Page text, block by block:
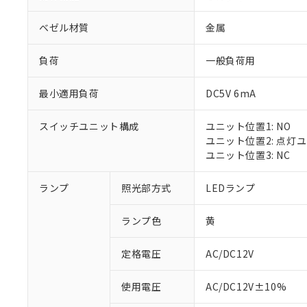
ベゼル材質 金属
負荷 一般負荷用
最小適用負荷 DC5V 6mA
スイッチユニット構成
ユニット位置1: NO
ユニット位置2: 点灯
ユニット位置3: NC
ランプ 照光部方式 LEDランプ
ランプ色 黄
定格電圧 AC/DC12V
使用電圧 AC/DC12V±10%
※1 対応状況